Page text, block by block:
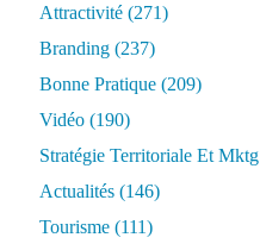
Attractivité (271)
Branding (237)
Bonne Pratique (209)
Vidéo (190)
Stratégie Territoriale Et Mktg
Actualités (146)
Tourisme (111)